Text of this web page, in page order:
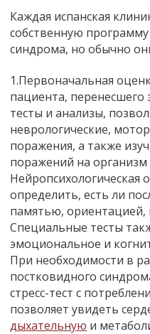
Каждая испанская
собственную
синдрома, но обычно
1.Первоначальная
пациента, перенесшего
тесты и анализы,
неврологические,
поражения, а также
поражений на
Нейропсихологическая
определить, есть ли
памятью,
Специальные тесты
эмоциональное и
При необходимости в
постковидного
стресс-тест с
позволяет увидеть
дыхательную и